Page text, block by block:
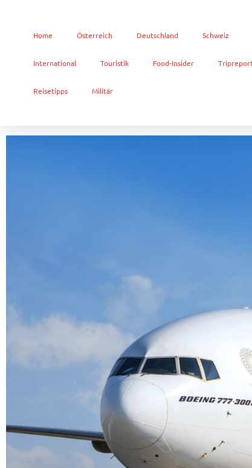
Home Österreich Deutschland Schweiz
International Touristik Food-Insider
Reisetipps Militär